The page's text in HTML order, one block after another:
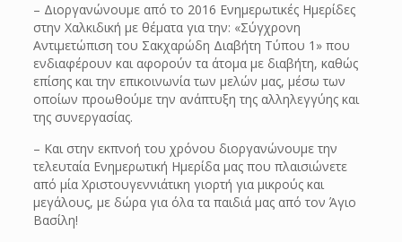
– Διοργανώνουμε από το 2016 Ενημερωτικές Ημερίδες
στην Χαλκιδική µε θέματα για την: «Σύγχρονη
Αντιμετώπιση του Σακχαρώδη Διαβήτη Τύπου 1» που
ενδιαφέρουν και αφορούν τα άτομα με διαβήτη, καθώς
επίσης και την επικοινωνία των μελών μας, μέσω των
οποίων προωθούμε την ανάπτυξη της αλληλεγγύης και
της συνεργασίας.
– Και στην εκπνοή του χρόνου διοργανώνουμε την
τελευταία Ενημερωτική Ημερίδα μας που πλαισιώνετε
από μία Χριστουγεννιάτικη γιορτή για μικρούς και
μεγάλους, με δώρα για όλα τα παιδιά μας από τον Άγιο
Βασίλη!